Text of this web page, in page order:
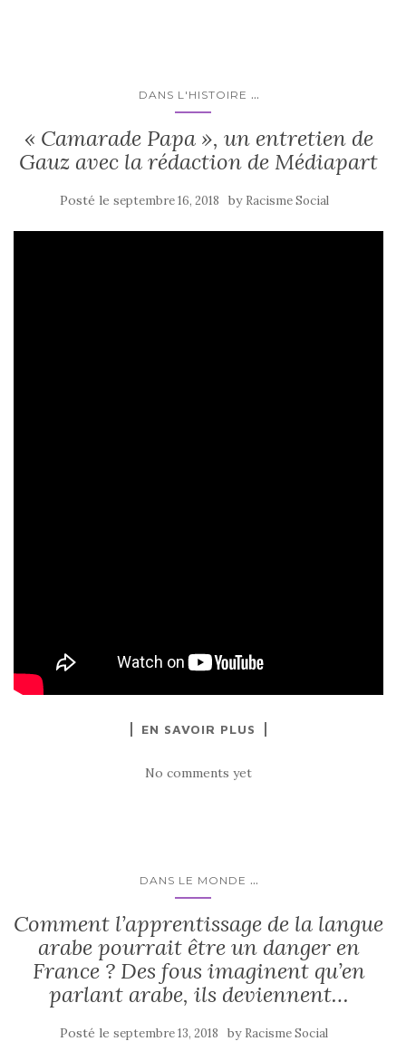
DANS L'HISTOIRE ...
« Camarade Papa », un entretien de
Gauz avec la rédaction de Médiapart
Posté le septembre 16, 2018 by Racisme Social
EN SAVOIR PLUS
No comments yet
DANS LE MONDE ...
Comment l’apprentissage de la langue
arabe pourrait être un danger en
France ? Des fous imaginent qu’en
parlant arabe, ils deviennent…
Posté le septembre 13, 2018 by Racisme Social